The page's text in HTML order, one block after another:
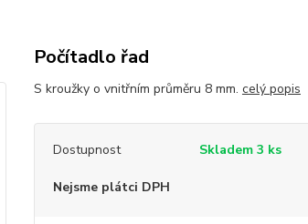
Počítadlo řad
S kroužky o vnitřním průměru 8 mm. celý popis
Dostupnost Skladem 3 ks
Nejsme plátci DPH